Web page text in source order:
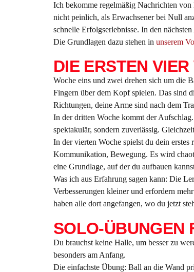
Ich bekomme regelmäßig Nachrichten
nicht peinlich, als Erwachsener bei Null
schnelle Erfolgserlebnisse. In den
Die Grundlagen dazu stehen in unserem
DIE ERSTEN
Woche eins und zwei drehen sich um
Fingern über dem Kopf spielen. Das sind
Richtungen, deine Arme sind nach dem
In der dritten Woche kommt der
spektakulär, sondern zuverlässig.
In der vierten Woche spielst du dein
Kommunikation, Bewegung. Es wird
eine Grundlage, auf der du aufbauen
Was ich aus Erfahrung sagen kann: Die
Verbesserungen kleiner und erfordern
haben alle dort angefangen, wo du jetzt
SOLO-ÜBUNGEN
Du brauchst keine Halle, um besser zu
besonders am Anfang.
Die einfachste Übung: Ball an die Wand